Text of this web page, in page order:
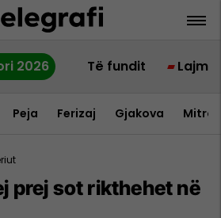
2026 Të fundit Lajme
Peja Ferizaj Gjakova
prej sot rikthehet në